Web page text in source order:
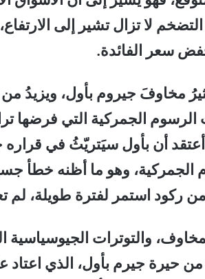
لا تزال تشير إلى
سعر الفائدة.
مخاوفَ جيروم بأول، ويزيدُ
الرسوم الجمركية التي فرضها
أن بأول سيَتريّثُ في
الجمركية، وهو ما أظنه خطأ
من ركود استمر لفترة طويلة، لم
والتوترات الجيوسياسية
حيرة جيرم بأول، الذي اعتاد